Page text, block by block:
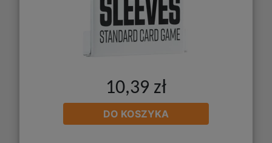
10,39 zł
DO KOSZYKA